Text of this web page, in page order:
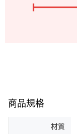
商品規格
材質